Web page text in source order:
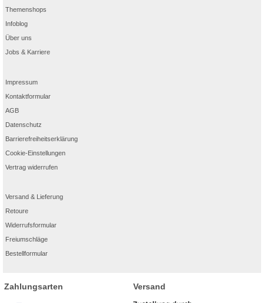
Themenshops
Infoblog
Über uns
Jobs & Karriere
Impressum
Kontaktformular
AGB
Datenschutz
Barrierefreiheitserklärung
Cookie-Einstellungen
Vertrag widerrufen
Versand & Lieferung
Retoure
Widerrufsformular
Freiumschläge
Bestellformular
Zahlungsarten Versand